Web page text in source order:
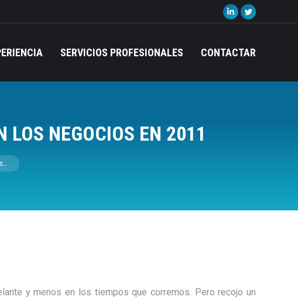
Linkedin
opens
new
Twitter
opens
new
SERVICIOS PROFESIONALES CONTACTAR
LOS NEGOCIOS EN 2011
y menos en los tiempos que corremos. Pero recojo un